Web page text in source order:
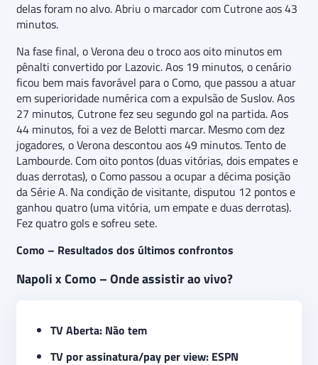
delas foram no alvo. Abriu o marcador com Cutrone aos 43
minutos.
Na fase final, o Verona deu o troco aos oito minutos em
pênalti convertido por Lazovic. Aos 19 minutos, o cenário
ficou bem mais favorável para o Como, que passou a atuar
em superioridade numérica com a expulsão de Suslov. Aos
27 minutos, Cutrone fez seu segundo gol na partida. Aos
44 minutos, foi a vez de Belotti marcar. Mesmo com dez
jogadores, o Verona descontou aos 49 minutos. Tento de
Lambourde. Com oito pontos (duas vitórias, dois empates e
duas derrotas), o Como passou a ocupar a décima posição
da Série A. Na condição de visitante, disputou 12 pontos e
ganhou quatro (uma vitória, um empate e duas derrotas).
Fez quatro gols e sofreu sete.
Como – Resultados dos últimos confrontos
Napoli x Como – Onde assistir ao vivo?
TV Aberta: Não tem
TV por assinatura/pay per view: ESPN